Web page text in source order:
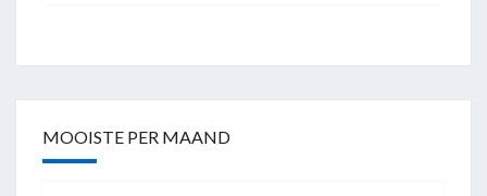
MOOISTE PER MAAND